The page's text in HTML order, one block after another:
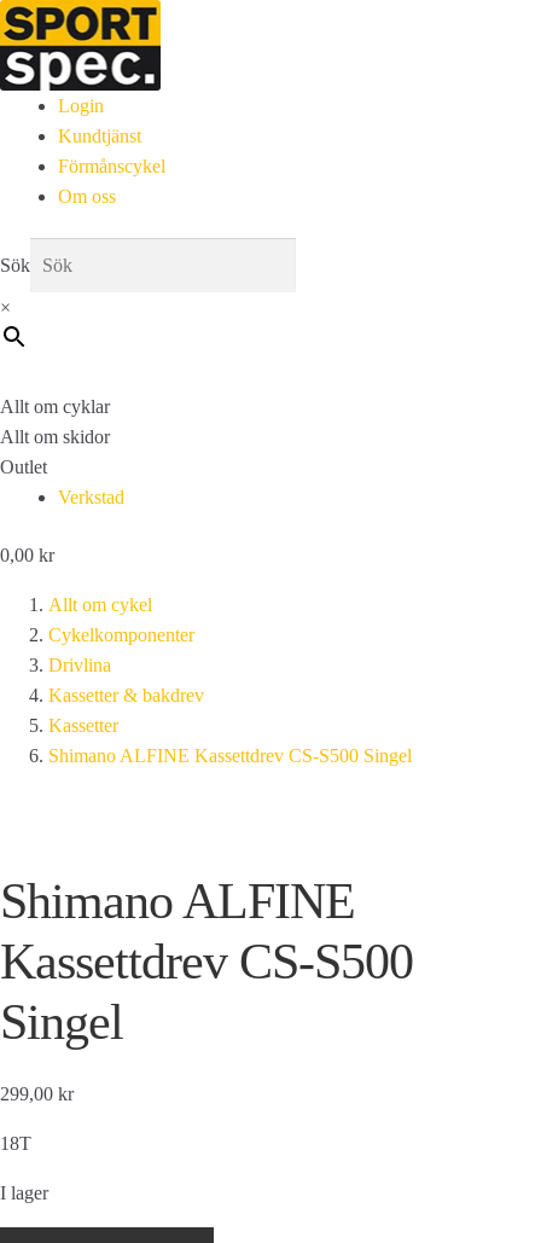
Login
Kundtjänst
Förmånscykel
Om oss
Sök
×
Allt om cyklar
Allt om skidor
Outlet
Verkstad
0,00 kr
Allt om cykel
Cykelkomponenter
Drivlina
Kassetter & bakdrev
Kassetter
Shimano ALFINE Kassettdrev CS-S500 Singel
Shimano ALFINE
Kassettdrev CS-S500
Singel
299,00 kr
18T
I lager